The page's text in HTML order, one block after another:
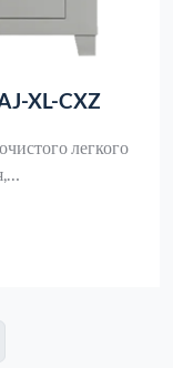
XL-CXZ
легкого
формования.
низкой
к быстрому